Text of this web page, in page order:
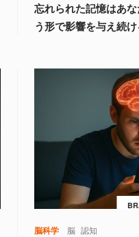
忘れられた記憶はあ
う形で影響を与え続
脳科学 脳 認知